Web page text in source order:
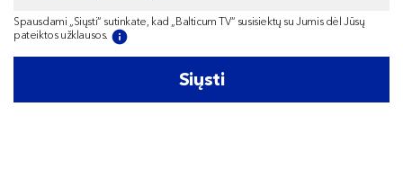
Spausdami „Siųsti“ sutinkate, kad „Balticum TV“ susisiektų su Jumis dėl Jūsų
pateiktos užklausos.
Siųsti